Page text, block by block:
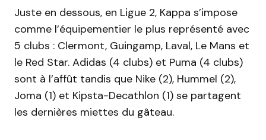
Juste en dessous, en Ligue 2, Kappa s’impose
comme l’équipementier le plus représenté avec
5 clubs : Clermont, Guingamp, Laval, Le Mans et
le Red Star. Adidas (4 clubs) et Puma (4 clubs)
sont à l’affût tandis que Nike (2), Hummel (2),
Joma (1) et Kipsta-Decathlon (1) se partagent
les dernières miettes du gâteau.